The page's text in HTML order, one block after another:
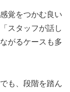
覚をつかむ良い
スタッフが話し
がるケースも多
も、段階を踏ん